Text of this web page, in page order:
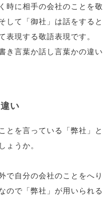
時に相手の会社のことを敬
して「御社」は話をすると
表現する敬語表現です。
き言葉か話し言葉かの違い
い
とを言っている「弊社」と
ょうか。
で自分の会社のことをへり
ので「弊社」が用いられる